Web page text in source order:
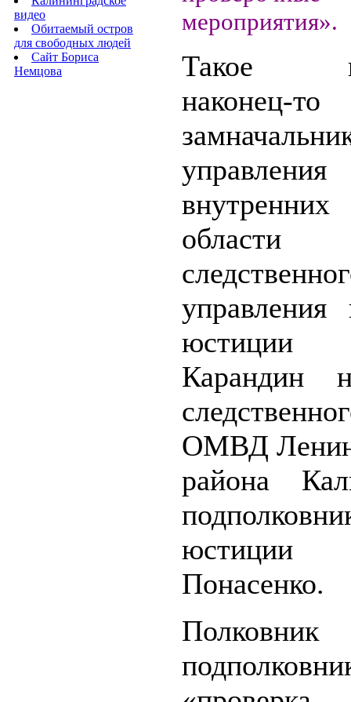
видео
Обитаемый остров
для свободных людей
Сайт Бориса
Немцова
мероприятия».
Такое
управления
области
управления
юстиции
Карандин
ОМВД
района
Понасенко.
Полковник